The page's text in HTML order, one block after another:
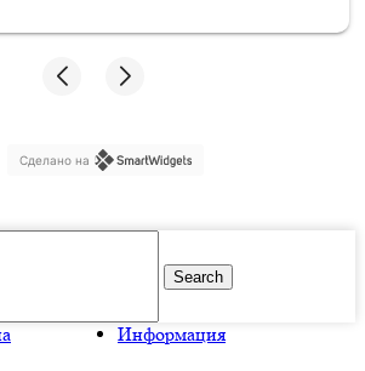
Сделано на
Search
Информация